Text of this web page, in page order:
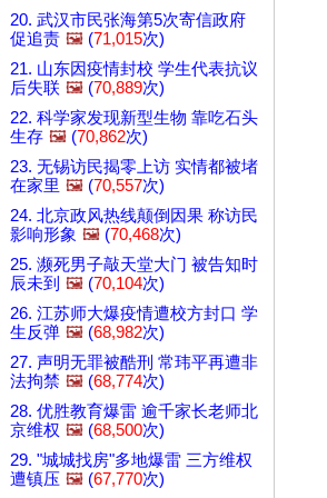
20. 武汉市民张海第5次寄信政府
促追责 🖼️ (71,015次)
21. 山东因疫情封校 学生代表抗议
后失联 🖼️ (70,889次)
22. 科学家发现新型生物 靠吃石头
生存 🖼️ (70,862次)
23. 无锡访民揭零上访 实情都被堵
在家里 🖼️ (70,557次)
24. 北京政风热线颠倒因果 称访民
影响形象 🖼️ (70,468次)
25. 濒死男子敲天堂大门 被告知时
辰未到 🖼️ (70,104次)
26. 江苏师大爆疫情遭校方封口 学
生反弹 🖼️ (68,982次)
27. 声明无罪被酷刑 常玮平再遭非
法拘禁 🖼️ (68,774次)
28. 优胜教育爆雷 逾千家长老师北
京维权 🖼️ (68,500次)
29. "城城找房"多地爆雷 三方维权
遭镇压 🖼️ (67,770次)